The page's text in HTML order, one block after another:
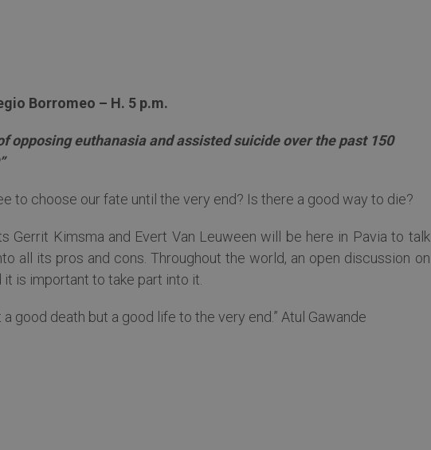
Borromeo – H. 5 p.m.
opposing euthanasia and assisted suicide over the past 150
to choose our fate until the very end? Is there a good way to die?
Gerrit Kimsma and Evert Van Leuween will be here in Pavia to talk
all its pros and cons. Throughout the world, an open discussion on
is important to take part into it.
good death but a good life to the very end.” Atul Gawande